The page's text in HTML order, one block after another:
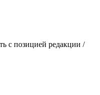
с позицией редакции /